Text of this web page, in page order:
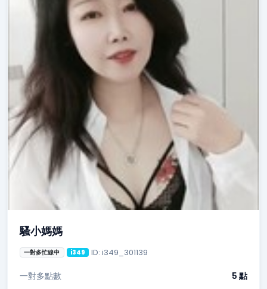
騷小媽媽
一對多忙線中 i349 ID: i349_301139
一對多點數 5 點